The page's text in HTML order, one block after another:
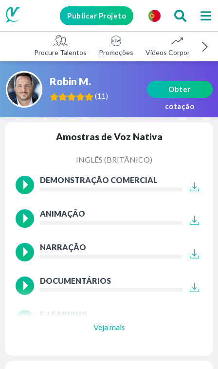
Publicar Projeto
Procure Talentos Promoções Vídeos Corporativos
Robin M.
(11 )
Obter
cotação
Amostras de Voz Nativa
INGLÊS (BRITÂNICO)
DEMONSTRAÇÃO COMERCIAL
ANIMAÇÃO
NARRAÇÃO
DOCUMENTÁRIOS
E-LEARNING
Veja mais